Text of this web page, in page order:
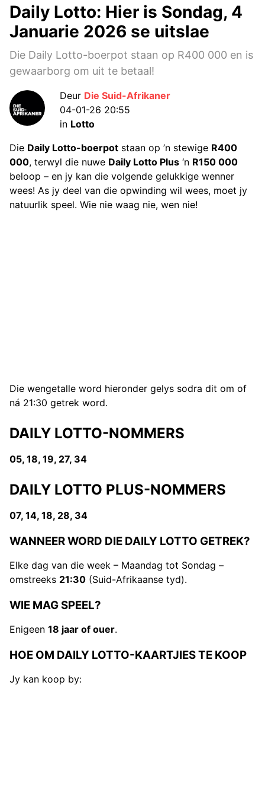
Daily Lotto: Hier is Sondag, 4
Januarie 2026 se uitslae
Die Daily Lotto-boerpot staan op R400 000 en is
gewaarborg om uit te betaal!
Deur Die Suid-Afrikaner
04-01-26 20:55
in Lotto
Die Daily Lotto-boerpot staan op ’n stewige R400
000, terwyl die nuwe Daily Lotto Plus ‘n R150 000
beloop – en jy kan die volgende gelukkige wenner
wees! As jy deel van die opwinding wil wees, moet jy
natuurlik speel. Wie nie waag nie, wen nie!
Die wengetalle word hieronder gelys sodra dit om of
ná 21:30 getrek word.
DAILY LOTTO-NOMMERS
05, 18, 19, 27, 34
DAILY LOTTO PLUS-NOMMERS
07, 14, 18, 28, 34
WANNEER WORD DIE DAILY LOTTO GETREK?
Elke dag van die week – Maandag tot Sondag –
omstreeks 21:30 (Suid-Afrikaanse tyd).
WIE MAG SPEEL?
Enigeen 18 jaar of ouer.
HOE OM DAILY LOTTO-KAARTJIES TE KOOP
Jy kan koop by: